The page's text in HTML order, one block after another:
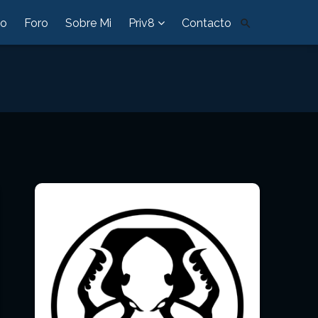

Foro Sobre Mi Priv8 Contacto